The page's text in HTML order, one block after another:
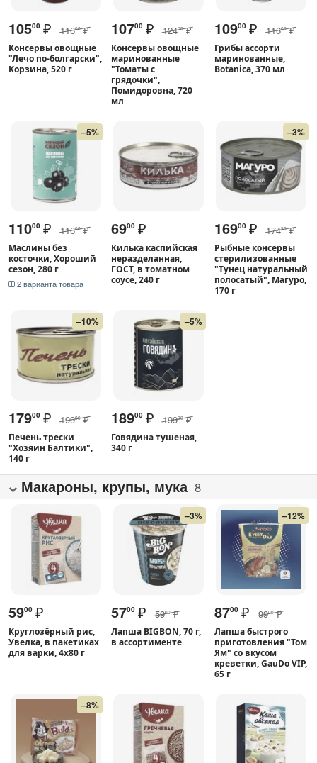
10500 ₽ 11600 ₽
Консервы овощные
"Лечо по-болгарски",
Корзина, 520 г
10700 ₽ 12400 ₽
Консервы овощные
маринованные
"Томаты с
грядочки",
Помидоровна, 720
мл
10900 ₽ 11600 ₽
Грибы ассорти
маринованные,
Botanica, 370 мл
–5%
11000 ₽ 11600 ₽
Маслины без
косточки, Хороший
сезон, 280 г
2 варианта товара
6900 ₽
Килька каспийская
неразделанная,
ГОСТ, в томатном
соусе, 240 г
–3%
16900 ₽ 17450 ₽
Рыбные консервы
стерилизованные
"Тунец натуральный
полосатый", Магуро,
170 г
–10%
17900 ₽ 19900 ₽
Печень трески
"Хозяин Балтики",
140 г
–5%
18900 ₽ 19900 ₽
Говядина тушеная,
340 г
Макароны, крупы, мука 8
5900 ₽
Круглозёрный рис,
Увелка, в пакетиках
для варки, 4х80 г
–3%
5700 ₽ 5900 ₽
Лапша BIGBON, 70 г,
в ассортименте
–12%
8700 ₽ 9900 ₽
Лапша быстрого
приготовления "Том
Ям" со вкусом
креветки, GauDo VIP,
65 г
–8%